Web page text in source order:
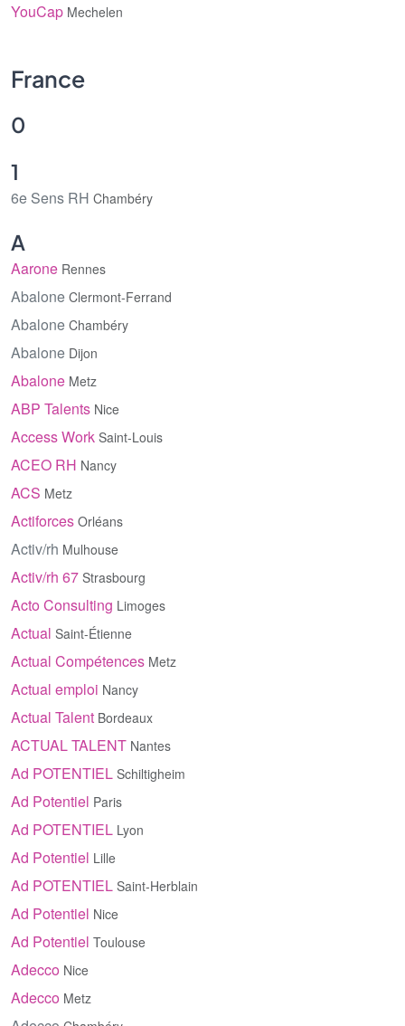
YouCap Mechelen
France
0
1
6e Sens RH Chambéry
A
Aarone Rennes
Abalone Clermont-Ferrand
Abalone Chambéry
Abalone Dijon
Abalone Metz
ABP Talents Nice
Access Work Saint-Louis
ACEO RH Nancy
ACS Metz
Actiforces Orléans
Activ/rh Mulhouse
Activ/rh 67 Strasbourg
Acto Consulting Limoges
Actual Saint-Étienne
Actual Compétences Metz
Actual emploi Nancy
Actual Talent Bordeaux
ACTUAL TALENT Nantes
Ad POTENTIEL Schiltigheim
Ad Potentiel Paris
Ad POTENTIEL Lyon
Ad Potentiel Lille
Ad POTENTIEL Saint-Herblain
Ad Potentiel Nice
Ad Potentiel Toulouse
Adecco Nice
Adecco Metz